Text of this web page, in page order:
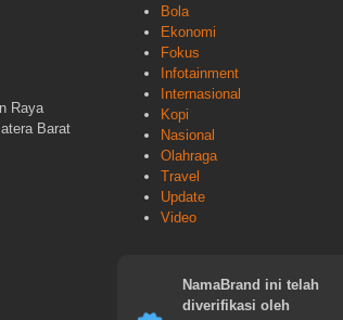
Raya
Barat
Bola
Ekonomi
Fokus
Infotainment
Internasional
Kopi
Nasional
Olahraga
Travel
Update
Video
NamaBrand ini telah
diverifikasi oleh